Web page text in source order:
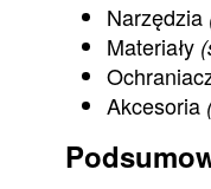
Narzędzia
Materiały
Akcesoria